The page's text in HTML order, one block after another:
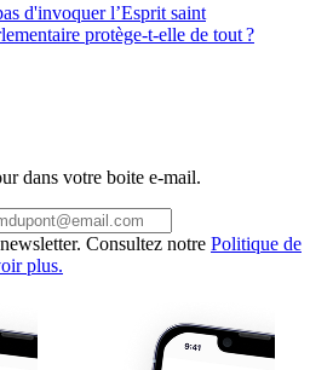
d'invoquer l’Esprit saint
protège-t-elle de tout ?
dans votre boite e-mail.
Consultez notre Politique de
plus.